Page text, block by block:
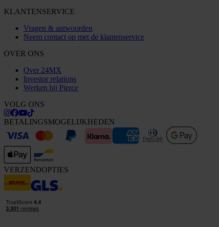
KLANTENSERVICE
Vragen & antwoorden
Neem contact op met de klantenservice
OVER ONS
Over 24MX
Investor relations
Werken bij Pierce
VOLG ONS
BETALINGSMOGELIJKHEDEN
VERZENDOPTIES